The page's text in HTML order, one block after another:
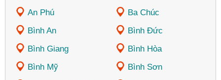
An Phú
Ba Chúc
Bình An
Bình Đức
Bình Giang
Bình Hòa
Bình Mỹ
Bình Sơn